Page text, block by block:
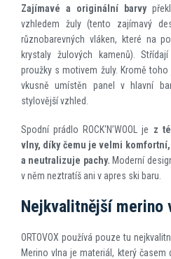
Zajímavé a originální barvy
vzhledem žuly (tento zajímavý
různobarevných vláken, které na
krystaly žulových kamenů).
proužky s motivem žuly. Kromě
vkusně umístěn panel v hlavní
stylovější vzhled.
Spodní prádlo ROCK‘N’WOOL je z
vlny, díky čemu je velmi
a neutralizuje pachy. Moderní
v něm neztratíš ani v apres ski baru.
Nejkvalitnější merino
ORTOVOX používá pouze tu
Merino vlna je materiál, který časem